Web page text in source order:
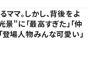
マ。しかし、背後をよ
”に「最高すぎた」「仲
登場人物みんな可愛い」